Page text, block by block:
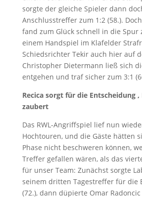
sorgte der gleiche Spieler dann
Anschlusstreffer zum 1:2 (58.).
fand zum Glück schnell in die Spur
einem Handspiel im Klafelder
Schiedsrichter Tekir auch hier auf
Christopher Dietermann ließ sich
entgehen und traf sicher zum 3:1
Recica sorgt für die Entscheidung ,
zaubert
Das RWL-Angriffspiel lief nun
Hochtouren, und die Gäste hätten
Phase nicht beschweren können,
Treffer gefallen wären, als das
für unser Team: Zunächst sorgte
seinem dritten Tagestreffer für die
(72.), dann düpierte Omar